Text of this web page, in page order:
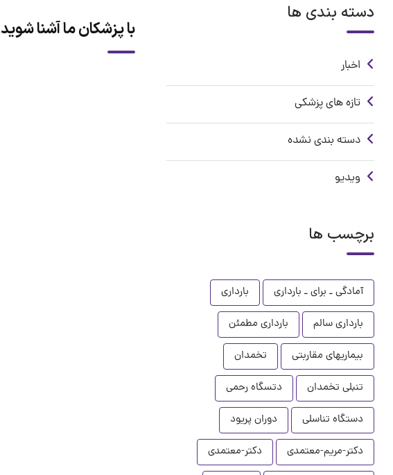
دسته بندی ها
اخبار
تازه های پزشکی
دسته بندی نشده
ویدیو
برچسب ها
آمادگی ـ برای ـ بارداری
بارداری
بارداری سالم
بارداری مطمئن
بیماریهای مقاربتی
تخمدان
تنبلی تخمدان
دتسگاه رحمی
دستگاه تناسلی
دوران پریود
دکتر-مریم-معتمدی
دکتر-معتمدی
با پزشکان ما آشنا شوید